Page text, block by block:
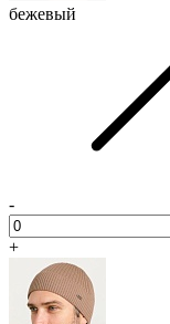
бежевый
-
+